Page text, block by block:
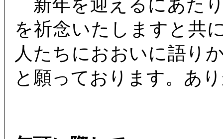
新年を迎えるにあた
を祈念いたしますと共
人たちにおおいに語り
と願っております。あ